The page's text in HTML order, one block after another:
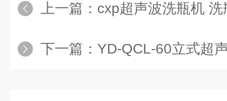
上一篇： cxp超声波洗瓶机
下一篇： YD-QCL-60立式超声波夹瓶